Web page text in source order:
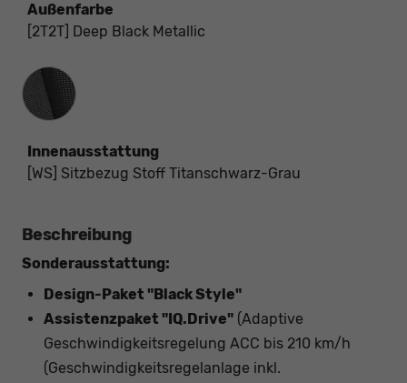
Außenfarbe
[2T2T] Deep Black Metallic
Innenausstattung
Innenausstattung
[WS] Sitzbezug Stoff Titanschwarz-Grau
Beschreibung
Sonderausstattung:
Design-Paket "Black Style"
Assistenzpaket "IQ.Drive" (Adaptive
Geschwindigkeitsregelung ACC bis 210 km/h
(Geschwindigkeitsregelanlage inkl.